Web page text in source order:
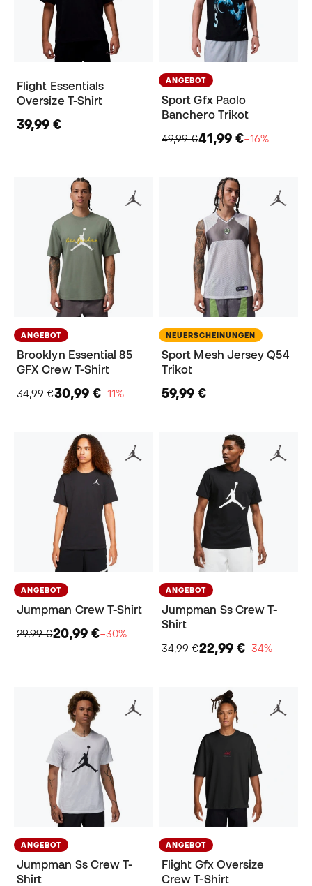
Flight Essentials
Oversize T-Shirt
39,99 €
ANGEBOT
Sport Gfx Paolo
Banchero Trikot
49,99 €41,99 €−16%
ANGEBOT
Brooklyn Essential 85
GFX Crew T-Shirt
34,99 €30,99 €−11%
NEUERSCHEINUNGEN
Sport Mesh Jersey Q54
Trikot
59,99 €
ANGEBOT
Jumpman Crew T-Shirt
29,99 €20,99 €−30%
ANGEBOT
Jumpman Ss Crew T-
Shirt
34,99 €22,99 €−34%
ANGEBOT
Jumpman Ss Crew T-
Shirt
ANGEBOT
Flight Gfx Oversize
Crew T-Shirt